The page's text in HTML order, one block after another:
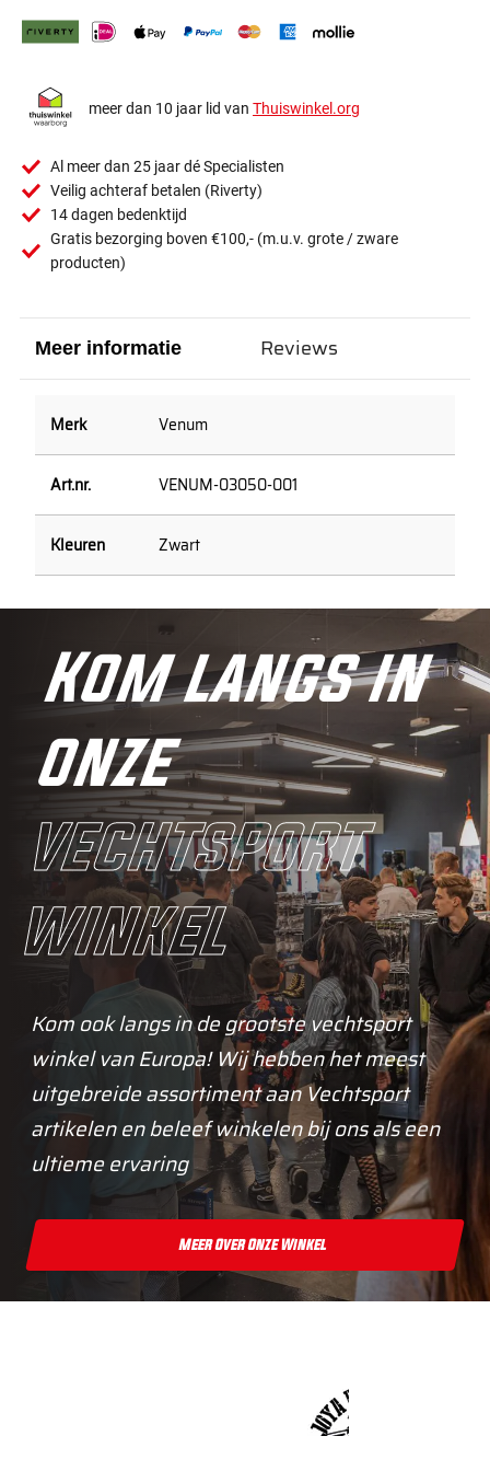
meer dan 10 jaar lid van Thuiswinkel.org
Al meer dan 25 jaar dé Specialisten
Veilig achteraf betalen (Riverty)
14 dagen bedenktijd
Gratis bezorging boven €100,- (m.u.v. grote / zware
producten)
Meer informatie
Venum
VENUM-03050-001
Zwart
Reviews
Kom langs in
onze
vechtsport
winkel
Kom ook langs in de grootste vechtsport
winkel van Europa! Wij hebben het meest
uitgebreide assortiment aan Vechtsport
artikelen en beleef winkelen bij ons als een
ultieme ervaring
Meer Over Onze Winkel